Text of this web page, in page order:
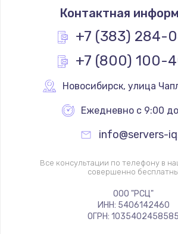
Замена разъема SIM
Заказать
390 руб.
Заказать
Замена передней
Заказать
Замена микросхемы
690 руб.
Контактная
+7 (383) 284-
+7 (800) 100-
Новосибирск, улица
Ежедневно с 9:00
info@servers-
Все консультации по телефону в
совершенно бесплатны
ООО "РСЦ"
ИНН: 5406142460
ОГРН: 1035402458585